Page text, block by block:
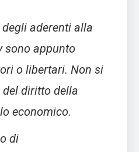
aderenti alla
sono appunto
o libertari. Non si
diritto della
economico.
di